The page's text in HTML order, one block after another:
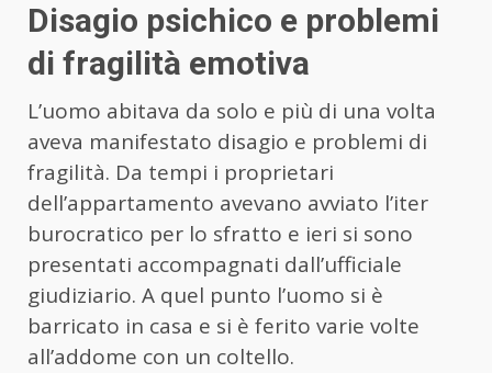
Disagio psichico e problemi
di fragilità emotiva
L’uomo abitava da solo e più di una volta
aveva manifestato disagio e problemi di
fragilità. Da tempi i proprietari
dell’appartamento avevano avviato l’iter
burocratico per lo sfratto e ieri si sono
presentati accompagnati dall’ufficiale
giudiziario. A quel punto l’uomo si è
barricato in casa e si è ferito varie volte
all’addome con un coltello.